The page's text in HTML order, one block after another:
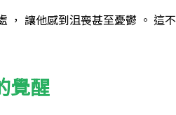
， 讓他感到沮喪甚至憂鬱 。 這
覺醒